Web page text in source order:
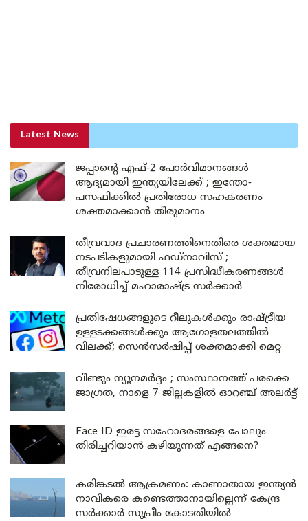
Latest News
ജപ്പാന്റെ എഫ്-2 പോർവിമാനങ്ങൾ
ആദ്യമായി ഇന്ത്യയിലേക്ക് ; ഇന്തോ-
പസഫിക്കിൽ പ്രതിരോധ സഹകരണം
ശക്തമാക്കാൻ തീരുമാനം
തീവ്രവാദ പ്രചാരണത്തിനെതിരെ ശക്തമായ
നടപടികളുമായി ഫഡ്നാവിസ് ;
തീവ്രനിലപാടുള്ള 114 പ്രസിദ്ധീകരണങ്ങൾ
നിരോധിച്ച് മഹാരാഷ്ട്ര സർക്കാർ
പ്രതിഷേധങ്ങളുടെ റീലുകൾക്കും രാഷ്ട്രീയ
ഉള്ളടക്കങ്ങൾക്കും ആഗോളതലത്തിൽ
വിലക്ക്; സെൻസർഷിപ്പ് ശക്തമാക്കി മെറ്റ
വീണ്ടും ന്യൂനമർദ്ദം ; സംസ്ഥാനത്ത് പരക്കെ
ജാഗ്രത, നാളെ 7 ജില്ലകളിൽ ഓറഞ്ച് അലർട്ട്
Face ID ഇരട്ട സഹോദരങ്ങളെ പോലും
തിരിച്ചറിയാൻ കഴിയുന്നത് എങ്ങനെ?
കരിങ്കടൽ ആക്രമണം: കാണാതായ ഇന്ത്യൻ
നാവികരെ കണ്ടെത്താനായില്ലെന്ന് കേന്ദ്ര
സർക്കാർ സുപ്രീം കോടതിയിൽ